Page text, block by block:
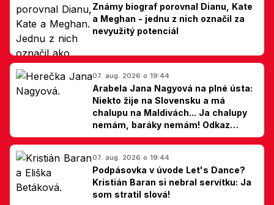
Známy biograf porovnal Dianu, Kate
a Meghan - jednu z nich označil za
nevyužitý potenciál
07. aug. 2026 o 19:44
Arabela Jana Nagyová na plné ústa:
Niekto žije na Slovensku a má
chalupu na Maldivách... Ja chalupy
nemám, baráky nemám! Odkaz
Slovákom
07. aug. 2026 o 19:44
Podpásovka v úvode Let's Dance?
Kristián Baran si nebral servítku: Ja
som stratil slová!